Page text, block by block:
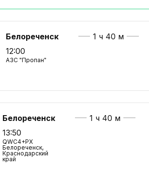
Белореченск
12:00
АЗС "Пропан"
1 ч 40 м
Белореченск
13:50
QWC4+PX
Белореченск,
Краснодарский
край
1 ч 40 м